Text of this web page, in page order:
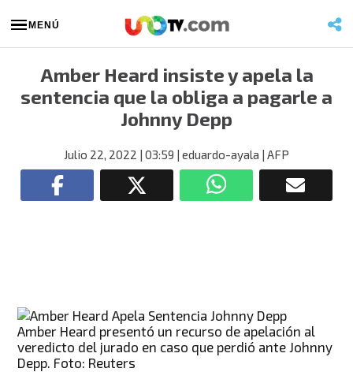
MENÚ
Amber Heard insiste y apela la
sentencia que la obliga a pagarle a
Johnny Depp
Julio 22, 2022 | 03:59 | eduardo-ayala | AFP
Amber Heard presentó un recurso de apelación al
veredicto del jurado en caso que perdió ante Johnny
Depp. Foto: Reuters